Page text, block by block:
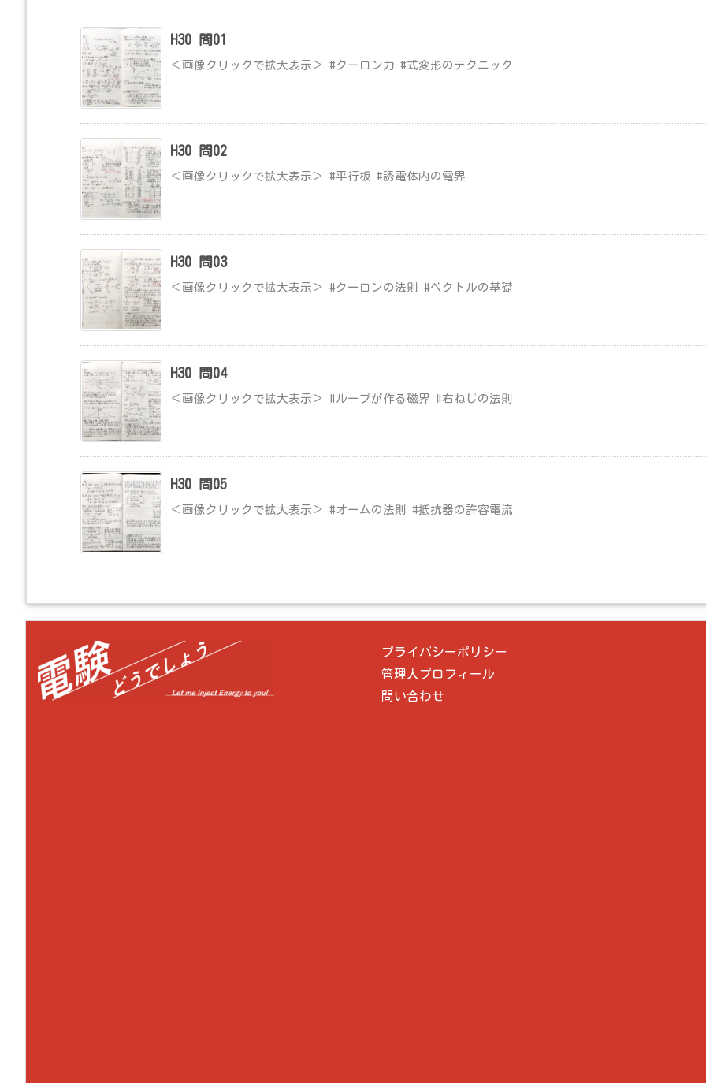
H30 問01
＜画像クリックで拡大表示＞ #クーロン力 #式変形のテクニック
H30 問02
＜画像クリックで拡大表示＞ #平行板 #誘電体内の電界
H30 問03
＜画像クリックで拡大表示＞ #クーロンの法則 #ベクトルの基礎
H30 問04
＜画像クリックで拡大表示＞ #ループが作る磁界 #右ねじの法則
H30 問05
＜画像クリックで拡大表示＞ #オームの法則 #抵抗器の許容電流
プライバシーポリシー
管理人プロフィール
問い合わせ